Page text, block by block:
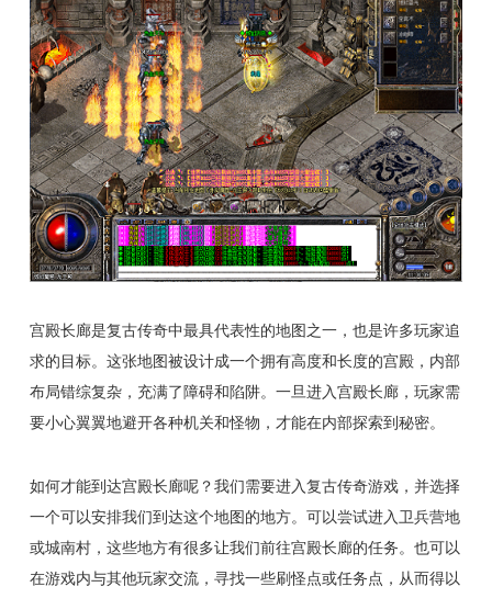
宫殿长廊是复古传奇中最具代表性的地图之一，也是许多玩家追
求的目标。这张地图被设计成一个拥有高度和长度的宫殿，内部
布局错综复杂，充满了障碍和陷阱。一旦进入宫殿长廊，玩家需
要小心翼翼地避开各种机关和怪物，才能在内部探索到秘密。
如何才能到达宫殿长廊呢？我们需要进入复古传奇游戏，并选择
一个可以安排我们到达这个地图的地方。可以尝试进入卫兵营地
或城南村，这些地方有很多让我们前往宫殿长廊的任务。也可以
在游戏内与其他玩家交流，寻找一些刷怪点或任务点，从而得以